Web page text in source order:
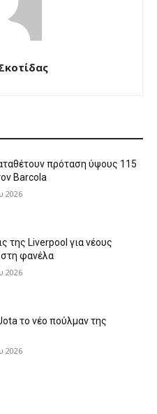
πρόταση ύψους 115
Barcola
2026
της Liverpool για νέους
φανέλα
2026
το νέο πούλμαν της
2026